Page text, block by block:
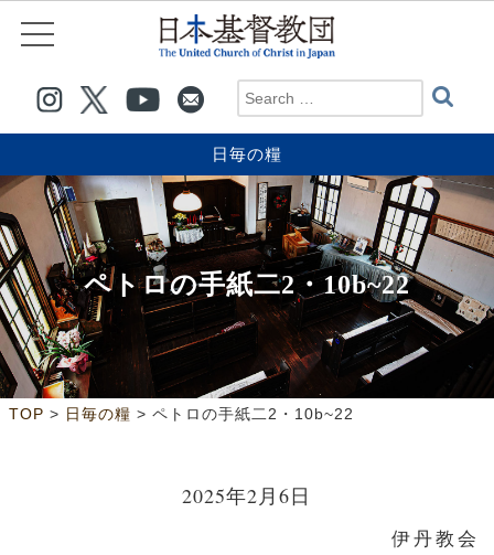
日毎の糧
ペトロの手紙二2・10b~22
TOP > 日毎の糧 > ペトロの手紙二2・10b~22
2025年2月6日
伊丹教会